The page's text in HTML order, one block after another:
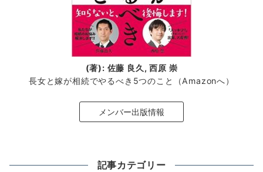
(著): 佐藤 良久, 西原 崇
長女と嫁が相続でやるべき5つのこと（Amazonへ）
メンバー出版情報
記事カテゴリー